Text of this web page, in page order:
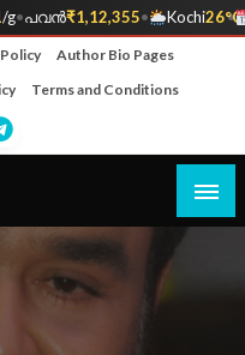
/g•പവൻ₹1,12,355• Kochi26°C
•
Author Bio Pages
Terms and Conditions